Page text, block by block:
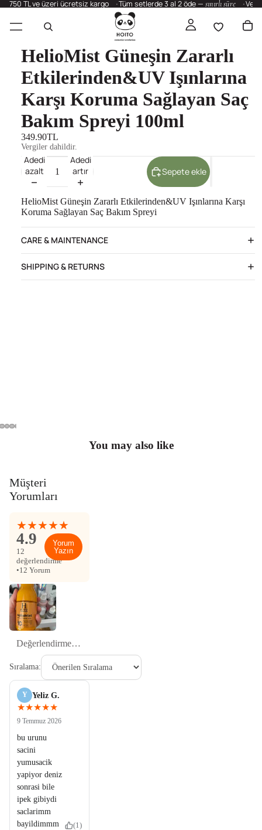
750 TL ve üzeri ücretsiz kargo Tüm setlerde 3 al 2 öde —sınırlı süre
HelioMist Güneşin Zararlı
Etkilerinden&UV Işınlarına
Karşı Koruma Sağlayan Saç
Bakım Spreyi 100ml
349.90TL
Vergiler dahildir.
Adedi
azalt
Adedi
artır
Sepete ekle
HelioMist Güneşin Zararlı Etkilerinden&UV Işınlarına Karşı
Koruma Sağlayan Saç Bakım Spreyi
CARE & MAINTENANCE
SHIPPING & RETURNS
You may also like
Müşteri
Yorumları
★★★★★
4.9
12
değerlendirme
•12 Yorum
Yorum
Yazın
Sıralama:
Y Yeliz G.
★★★★★
9 Temmuz 2026
bu urunu
sacini
yumusacik
yapiyor deniz
sonrasi bile
ipek gibiydi
saclarimm
bayildimmm
(1)